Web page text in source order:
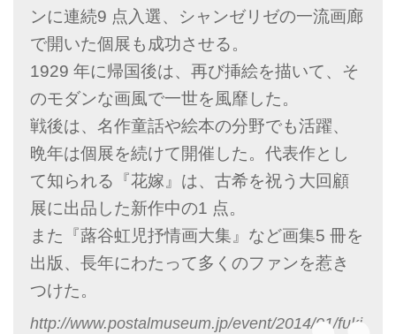
ンに連続9 点入選、シャンゼリゼの一流画廊
で開いた個展も成功させる。
1929 年に帰国後は、再び挿絵を描いて、そ
のモダンな画風で一世を風靡した。
戦後は、名作童話や絵本の分野でも活躍、
晩年は個展を続けて開催した。代表作とし
て知られる『花嫁』は、古希を祝う大回顧
展に出品した新作中の1 点。
また『蕗谷虹児抒情画大集』など画集5 冊を
出版、長年にわたって多くのファンを惹き
つけた。
http://www.postalmuseum.jp/event/2014/01/fuki